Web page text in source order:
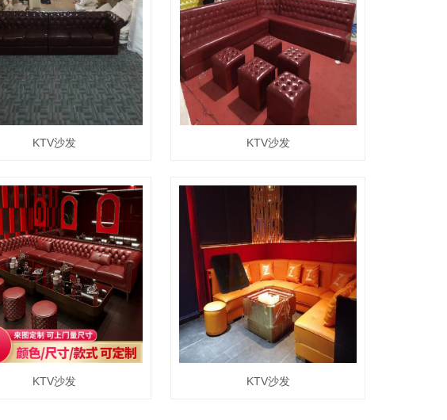
KTV沙发 KTV沙发
KTV沙发 KTV沙发